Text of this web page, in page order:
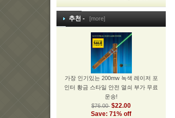
추천 - [more]
가장 인기있는 200mw 녹색 레이저 포
인터 황금 스타일 안전 열쇠 부가 무료
운송!
$76.00 $22.00
Save: 71% off